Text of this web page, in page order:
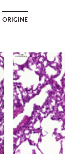
ORIGINE